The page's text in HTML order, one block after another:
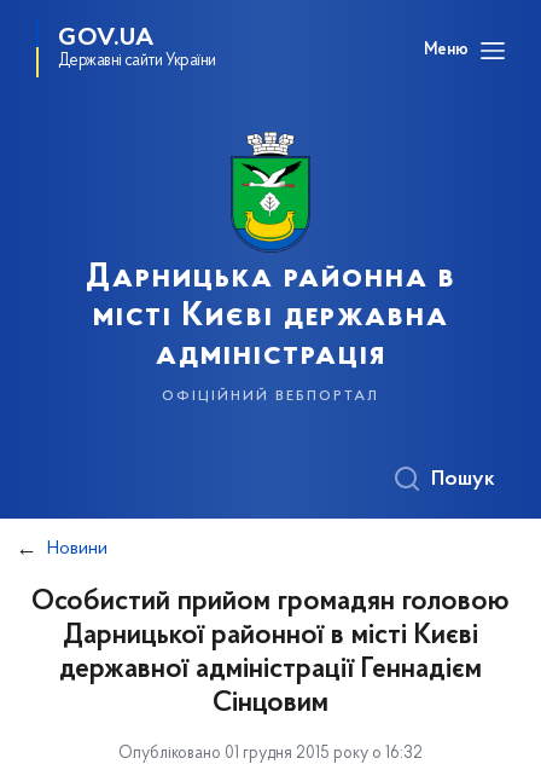
GOV.UA
Державні сайти України
Меню
Дарницька районна в
місті Києві державна
адміністрація
офіційний вебпортал
Пошук
Новини
Особистий прийом громадян головою
Дарницької районної в місті Києві
державної адміністрації Геннадієм
Сінцовим
Опубліковано 01 грудня 2015 року о 16:32